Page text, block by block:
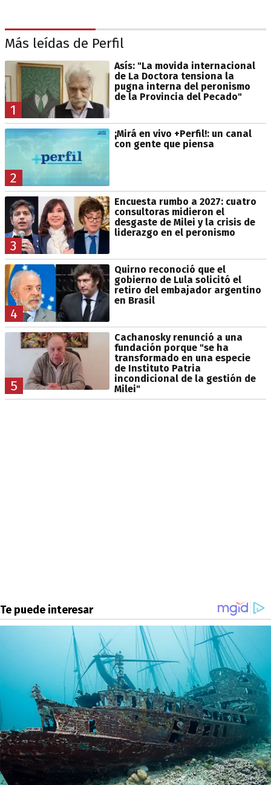
Más leídas de Perfil
1
Asís: "La movida internacional
de La Doctora tensiona la
pugna interna del peronismo
de la Provincia del Pecado"
2
¡Mirá en vivo +Perfil!: un canal
con gente que piensa
3
Encuesta rumbo a 2027: cuatro
consultoras midieron el
desgaste de Milei y la crisis de
liderazgo en el peronismo
4
Quirno reconoció que el
gobierno de Lula solicitó el
retiro del embajador argentino
en Brasil
5
Cachanosky renunció a una
fundación porque "se ha
transformado en una especie
de Instituto Patria
incondicional de la gestión de
Milei"